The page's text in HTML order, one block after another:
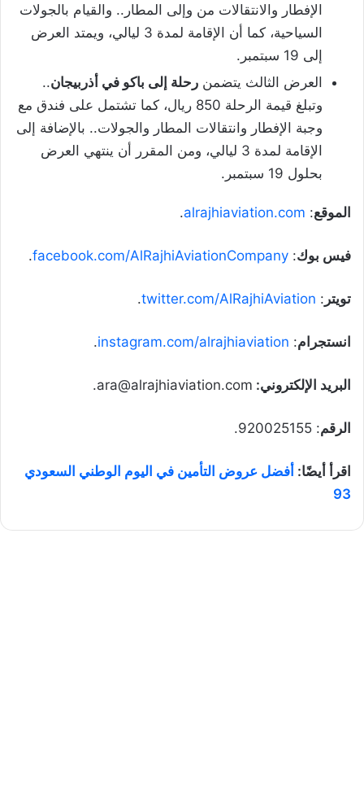
الإفطار والانتقالات من وإلى المطار.. والقيام بالجولات
السياحية، كما أن الإقامة لمدة 3 ليالي، ويمتد العرض
إلى 19 سبتمبر.
العرض الثالث يتضمن رحلة إلى باكو في أذربيجان..
وتبلغ قيمة الرحلة 850 ريال، كما تشتمل على فندق مع
وجبة الإفطار وانتقالات المطار والجولات.. بالإضافة إلى
الإقامة لمدة 3 ليالي، ومن المقرر أن ينتهي العرض
بحلول 19 سبتمبر.
الموقع:
alrajhiaviation.com
.
فيس بوك:
facebook.com/AlRajhiAviationCompany
.
تويتر :
twitter.com/AlRajhiAviation
.
انستجرام:
instagram.com/alrajhiaviation
.
البريد الإلكتروني: ara@alrajhiaviation.com.
الرقم: 920025155.
اقرأ أيضًا: أفضل عروض التأمين في اليوم الوطني السعودي
93